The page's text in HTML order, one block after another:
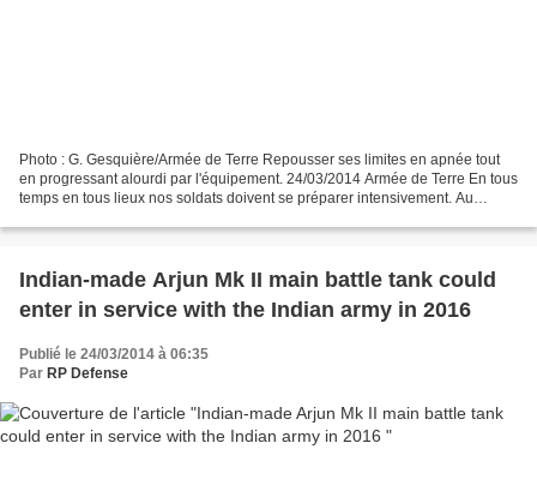
Photo : G. Gesquière/Armée de Terre Repousser ses limites en apnée tout
en progressant alourdi par l'équipement. 24/03/2014 Armée de Terre En tous
temps en tous lieux nos soldats doivent se préparer intensivement. Au
Indian-made Arjun Mk II main battle tank could
enter in service with the Indian army in 2016
Publié le 24/03/2014 à 06:35
Par RP Defense